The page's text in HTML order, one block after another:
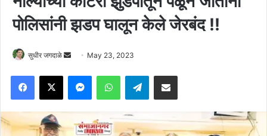
पोलिसांनी झडप घालून केले जेरबंद !!
सुधीर जगदाळे
Send
email
May 23, 2023
Facebook
X MessengerWhatsAppTelegramShare via Email